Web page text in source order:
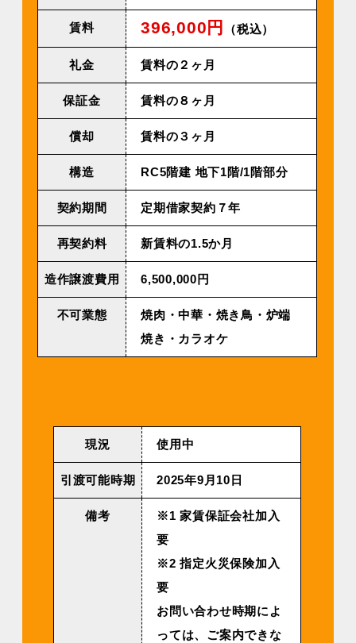
賃料 396,000円 （税込）
礼金 賃料の２ヶ月
保証金 賃料の８ヶ月
償却 賃料の３ヶ月
構造 RC5階建 地下1階/1階部分
契約期間 定期借家契約７年
再契約料 新賃料の1.5か月
造作譲渡費用 6,500,000円
不可業態
焼肉・中華・焼き鳥・炉端
焼き・カラオケ
現況 使用中
引渡可能時期 2025年9月10日
備考
※1 家賃保証会社加入
要
※2 指定火災保険加入
要
お問い合わせ時期によ
っては、ご案内できな